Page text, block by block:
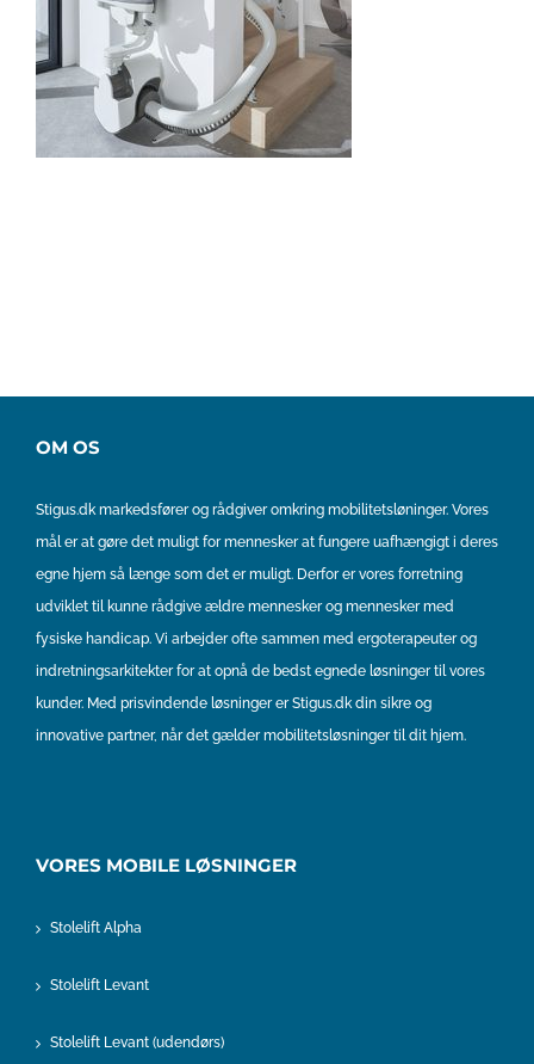
OM OS
Stigus.dk markedsfører og rådgiver omkring mobilitetsløninger. Vores
mål er at gøre det muligt for mennesker at fungere uafhængigt i deres
egne hjem så længe som det er muligt. Derfor er vores forretning
udviklet til kunne rådgive ældre mennesker og mennesker med
fysiske handicap. Vi arbejder ofte sammen med ergoterapeuter og
indretningsarkitekter for at opnå de bedst egnede løsninger til vores
kunder. Med prisvindende løsninger er Stigus.dk din sikre og
innovative partner, når det gælder mobilitetsløsninger til dit hjem.
VORES MOBILE LØSNINGER
Stolelift Alpha
Stolelift Levant
Stolelift Levant (udendørs)